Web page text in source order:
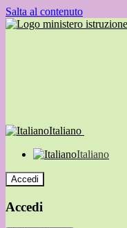
Salta al contenuto
Italiano
Italiano
Accedi
Accedi